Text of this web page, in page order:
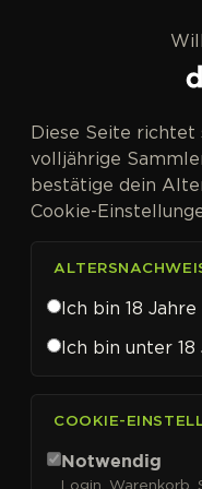
29 % THC-
Biscotti
Diese Seite richtet
volljährige
bestätige dein
Cookie-
Ich bin 18
Ich bin unter 18
COOKIE-
Notwendig
Login, Warenkorb,